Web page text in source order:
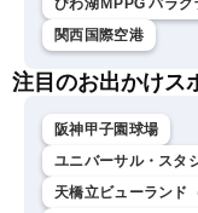
関西国際空港
注目のお出かけス
阪神甲子園球場
ユニバーサル・スタ
天橋立ビューランド